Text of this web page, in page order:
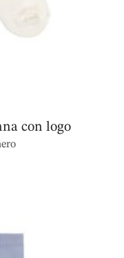
con logo